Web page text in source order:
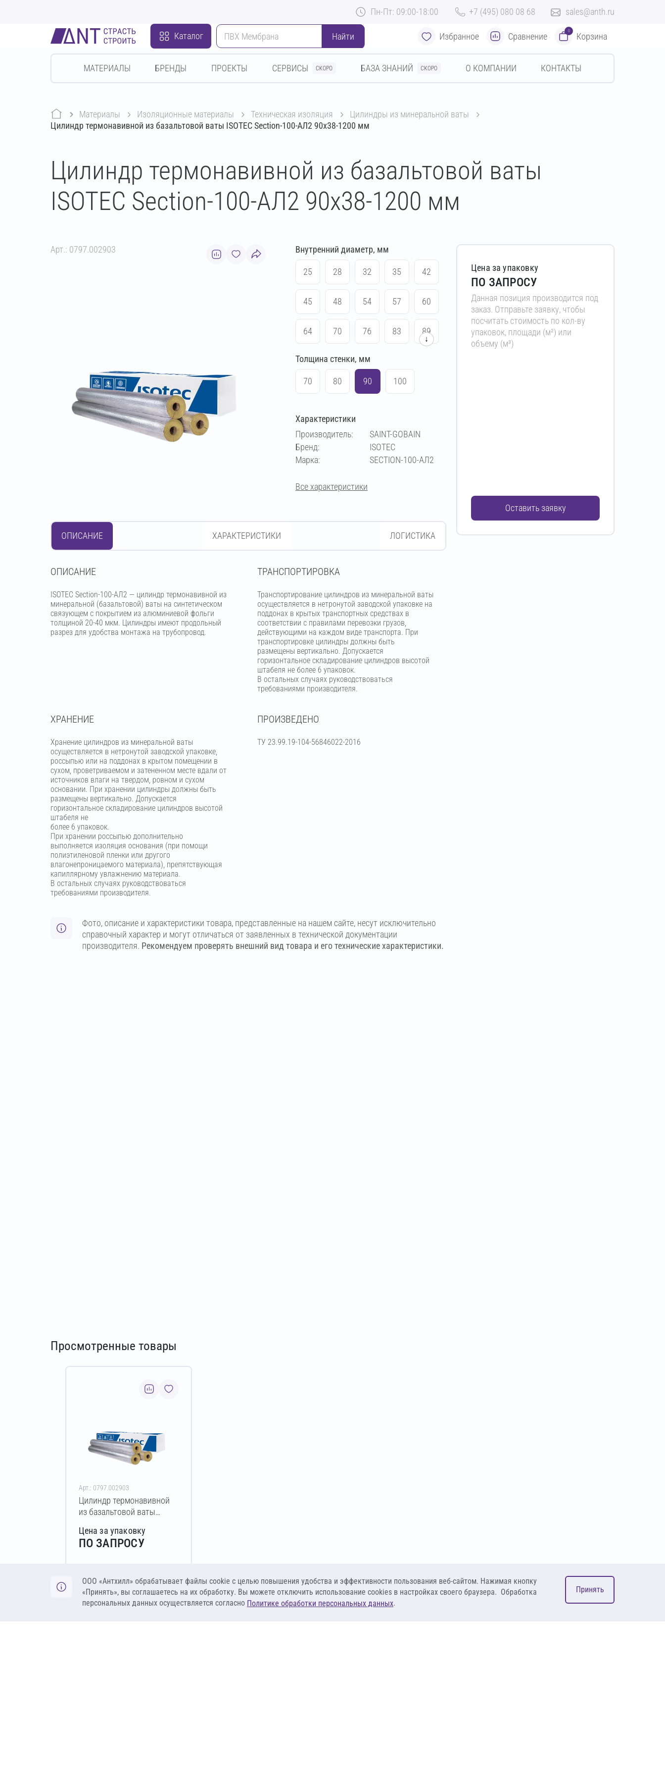
Пн-Пт: 09:00-18:00 +7 (495) 080 08 68 sales@anth.ru
Каталог Найти Избранное Сравнение
0
Корзина
МАТЕРИАЛЫ БРЕНДЫ ПРОЕКТЫ СЕРВИСЫ СКОРО БАЗА ЗНАНИЙ СКОРО О КОМПАНИИ КОНТАКТЫ
Материалы изоляционные материалы техническая изоляция
цилиндры из минеральной ваты
Цилиндр термонавивной из базальтовой ваты ISOTEC Section-100-АЛ2 90х38-1200 мм
Цилиндр термонавивной из базальтовой ваты
ISOTEC Section-100-АЛ2 90х38-1200 мм
Арт.: 0797.002903 Внутренний диаметр, мм
25 28 32 35 42
45 48 54 57 60
64 70 76 83 89
102 108
159 169 219
38
↓
Толщина стенки, мм
70 80 90 100
Характеристики
Производитель:
SAINT-GOBAIN
Бренд:
ISOTEC
Марка:
SECTION-100-АЛ2
Все характеристики
ОПИСАНИЕ ХАРАКТЕРИСТИКИ ЛОГИСТИКА
OПИСАНИЕ
ISOTEC Section-100-АЛ2 — цилиндр термонавивной из
минеральной (базальтовой) ваты на синтетическом
связующем с покрытием из алюминиевой фольги
толщиной 20-40 мкм. Цилиндры имеют продольный
разрез для удобства монтажа на трубопровод.
ТРАНСПОРТИРОВКА
Транспортирование цилиндров из минеральной ваты
осуществляется в нетронутой заводской упаковке на
поддонах в крытых транспортных средствах в
соответствии с правилами перевозки грузов,
действующими на каждом виде транспорта. При
транспортировке цилиндры должны быть
размещены вертикально. Допускается
горизонтальное складирование цилиндров высотой
штабеля не более 6 упаковок.
В остальных случаях руководствоваться
требованиями производителя.
ХРАНЕНИЕ
Хранение цилиндров из минеральной ваты
осуществляется в нетронутой заводской упаковке,
россыпью или на поддонах в крытом помещении в
сухом, проветриваемом и затененном месте вдали от
источников влаги на твердом, ровном и сухом
основании. При хранении цилиндры должны быть
размещены вертикально. Допускается
горизонтальное складирование цилиндров высотой
штабеля не
более 6 упаковок.
При хранении россыпью дополнительно
выполняется изоляция основания (при помощи
полиэтиленовой пленки или другого
влагонепроницаемого материала), препятствующая
капиллярному увлажнению материала.
В остальных случаях руководствоваться
требованиями производителя.
ПРОИЗВЕДЕНО
ТУ 23.99.19-104-56846022-2016
Фото, описание и характеристики товара, представленные на нашем сайте, несут исключительно
справочный характер и могут отличаться от заявленных в технической документации
производителя. Рекомендуем проверять внешний вид товара и его технические характеристики.
Цена за упаковку
ПО ЗАПРОСУ
Данная позиция производится под
заказ. Отправьте заявку, чтобы
посчитать стоимость по кол-ву
упаковок, площади (м²) или
объему (м³)
Оставить заявку
Просмотренные товары
Арт.: 0797.002903
Цилиндр термонавивной
из базальтовой ваты
90х38-1200 мм
Цена за упаковку
ПО ЗАПРОСУ
Оставить заявку
ООО «Антхилл» обрабатывает файлы cookie c целью повышения удобства и эффективности пользования веб-сайтом. Нажимая кнопку
«Принять», вы соглашаетесь на их обработку. Вы можете отключить использование cookies в настройках своего браузера. Обработка
персональных данных осуществляется согласно Политике обработки персональных данных.
Принять